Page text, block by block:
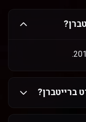
ברייטברן?